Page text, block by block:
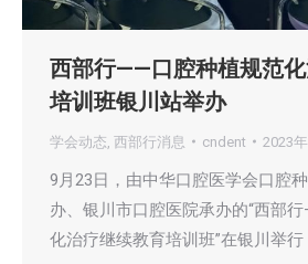
西部行——口腔种植规范
培训班银川站举办
学会动态 西部行消息 cndent 2023
9月23日，由中华口腔医学会口腔
办、银川市口腔医院承办的“西部
化治疗继续教育培训班”在银川举行